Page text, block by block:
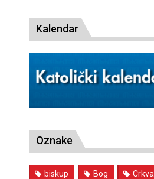
Kalendar
Oznake
biskup Bog Crkva